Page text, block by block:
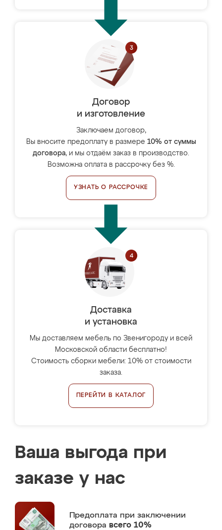
Договор
и изготовление
Заключаем договор,
Вы вносите предоплату в размере 10% от суммы
договора, и мы отдаём заказ в производство.
Возможна оплата в рассрочку без %.
УЗНАТЬ О РАССРОЧКЕ
Доставка
и установка
Мы доставляем мебель по Звенигороду и всей
Московской области бесплатно!
Стоимость сборки мебели: 10% от стоимости
заказа.
ПЕРЕЙТИ В КАТАЛОГ
Ваша выгода при
заказе у нас
Предоплата при заключении
договора всего 10%